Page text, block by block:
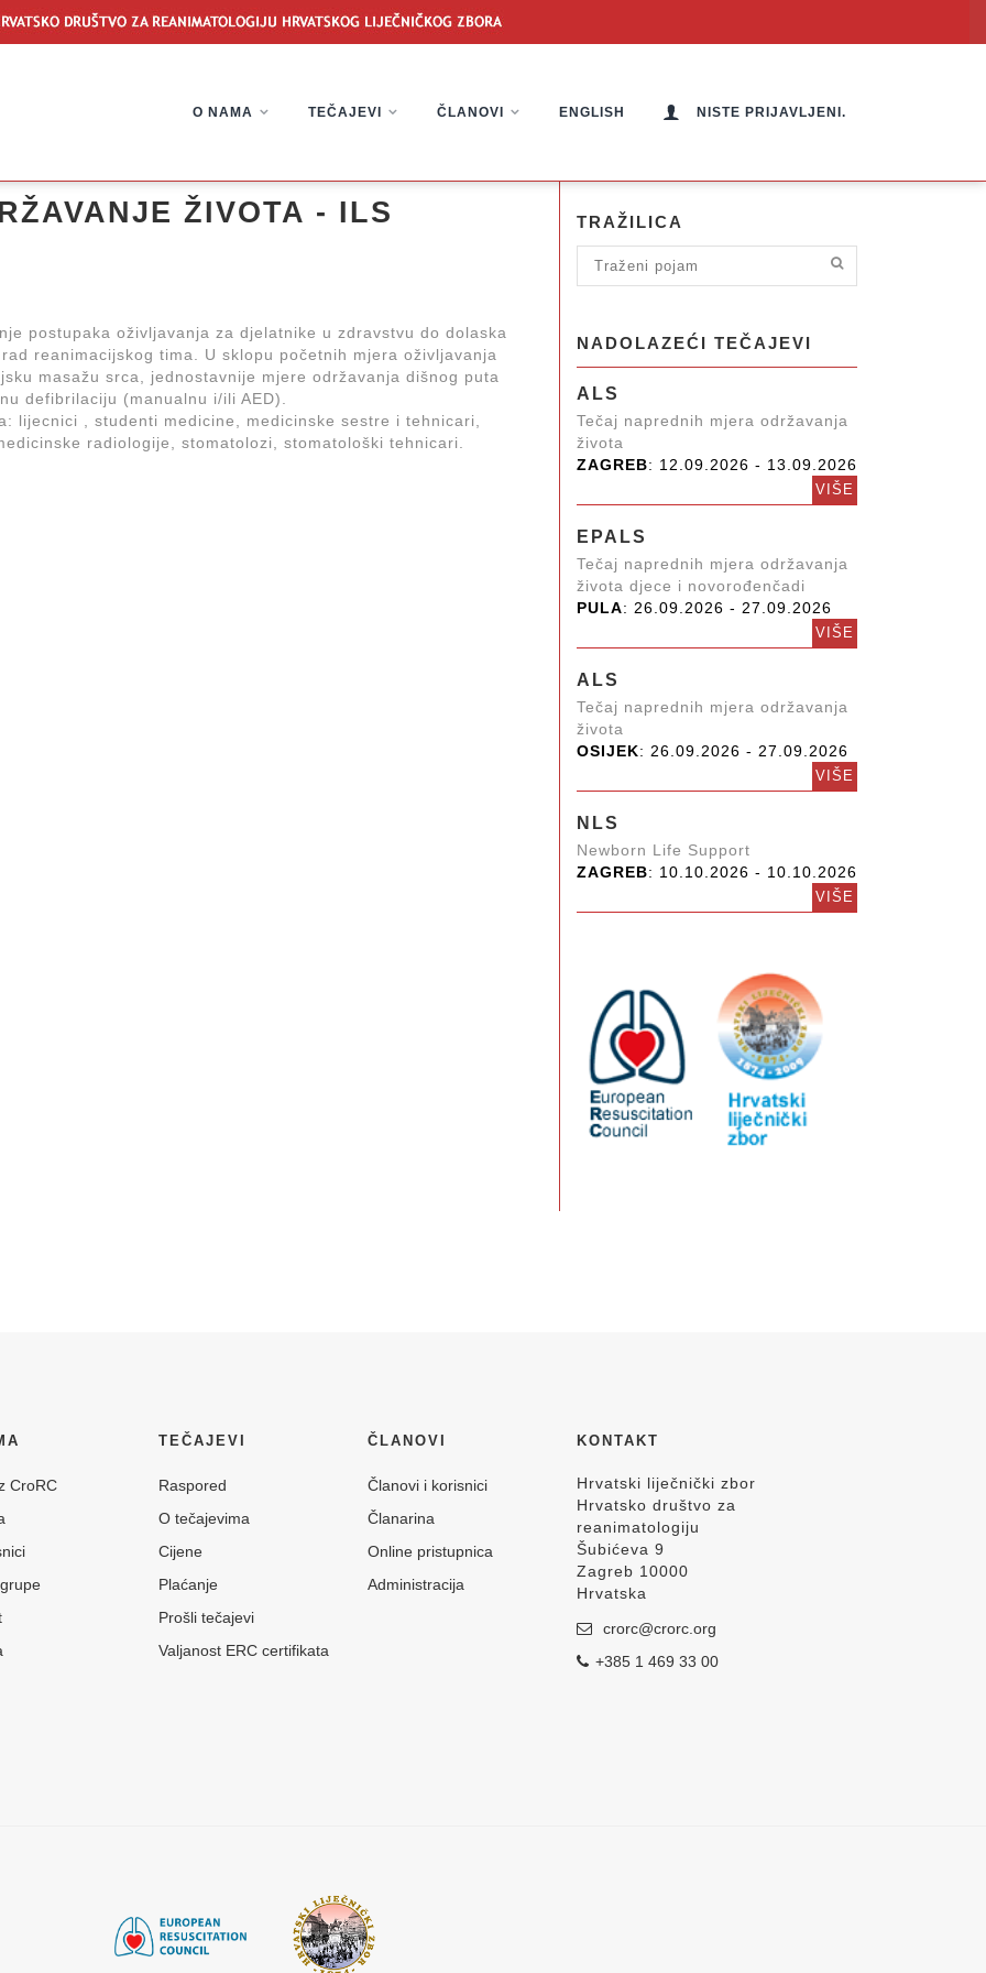
O NAMA TEČAJEVI ČLANOVI ENGLISH NISTE PRIJAVLJENI.
ŽIVOTA - ILS
postupaka oživljavanja za djelatnike u zdravstvu do dolaska
reanimacijskog tima. U sklopu početnih mjera oživljavanja
masažu srca, jednostavnije mjere održavanja dišnog puta
defibrilaciju (manualnu i/ili AED).
lijecnici , studenti medicine, medicinske sestre i tehnicari,
radiologije, stomatolozi, stomatološki tehnicari.
TRAŽILICA
NADOLAZEĆI TEČAJEVI
ALS
Tečaj naprednih mjera održavanja
života
ZAGREB: 12.09.2026 - 13.09.2026
VIŠE
EPALS
Tečaj naprednih mjera održavanja
života djece i novorođenčadi
PULA: 26.09.2026 - 27.09.2026
VIŠE
ALS
Tečaj naprednih mjera održavanja
života
OSIJEK: 26.09.2026 - 27.09.2026
VIŠE
NLS
Newborn Life Support
ZAGREB: 10.10.2026 - 10.10.2026
VIŠE
CroRC
TEČAJEVI
Raspored
O tečajevima
Cijene
Plaćanje
Prošli tečajevi
Valjanost ERC certifikata
ČLANOVI
Članovi i korisnici
Članarina
Online pristupnica
Administracija
KONTAKT
Hrvatski liječnički zbor
Hrvatsko društvo za
reanimatologiju
Šubićeva 9
Zagreb 10000
Hrvatska
crorc@crorc.org
+385 1 469 33 00